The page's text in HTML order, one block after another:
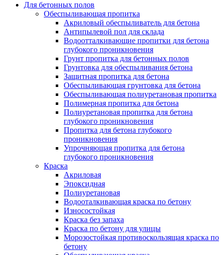
Для бетонных полов
Обеспыливающая пропитка
Акриловый обеспыливатель для бетона
Антипылевой пол для склада
Водоотталкивающие пропитки для бетона
глубокого проникновения
Грунт пропитка для бетонных полов
Грунтовка для обеспыливания бетона
Защитная пропитка для бетона
Обеспыливающая грунтовка для бетона
Обеспыливающая полиуретановая пропитка
Полимерная пропитка для бетона
Полиуретановая пропитка для бетона
глубокого проникновения
Пропитка для бетона глубокого
проникновения
Упрочняющая пропитка для бетона
глубокого проникновения
Краска
Акриловая
Эпоксидная
Полиуретановая
Водооталкивающая краска по бетону
Износостойкая
Краска без запаха
Краска по бетону для улицы
Морозостойкая противоскользящая краска по
бетону